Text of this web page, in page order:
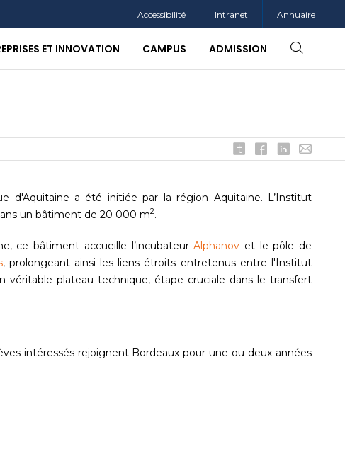
Accessibilité Intranet Annuaire
ET INNOVATION CAMPUS ADMISSION
d'Aquitaine a été initiée par la région Aquitaine. L’Institut
un bâtiment de 20 000 m2.
ce bâtiment accueille l’incubateurAlphanov et le pôle de
, prolongeant ainsi les liens étroits entretenus entre l'Institut
véritable plateau technique, étape cruciale dans le transfert
intéressés rejoignent Bordeaux pour une ou deux années